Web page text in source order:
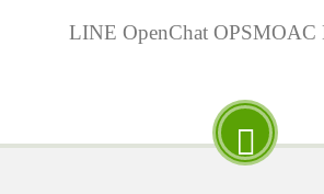
LINE OpenChat OPSMOAC